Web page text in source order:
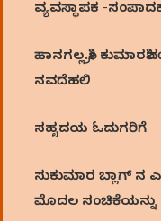
ವ್ಯವಸ್ಥಾಪಕ -
ಹಾನಗಲ್ಲ.ಶ್ರೀ
ನವದೆಹಲಿ
ಸಹೃದಯ ಓದುಗರಿಗೆ
ಸುಕುಮಾರ ಬ್ಲಾಗ್‌
ಮೊದಲ ಸಂಚಿಕೆಯನ್ನು